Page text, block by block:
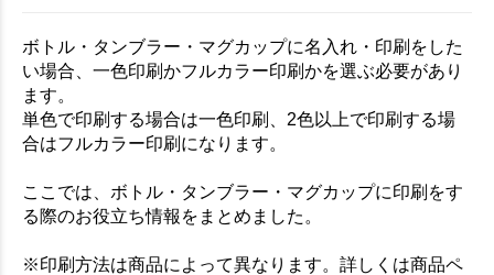
ボトル・タンブラー・マグカップに名入れ・印刷をした
い場合、一色印刷かフルカラー印刷かを選ぶ必要があり
ます。
単色で印刷する場合は一色印刷、2色以上で印刷する場
合はフルカラー印刷になります。
ここでは、ボトル・タンブラー・マグカップに印刷をす
る際のお役立ち情報をまとめました。
※印刷方法は商品によって異なります。詳しくは商品ペ